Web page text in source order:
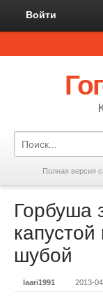
Войти
Полная версия
Горбуша
шубой
laari1991 2013-